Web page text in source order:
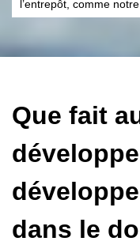
l’entrepôt, comme
Que fait
dans le